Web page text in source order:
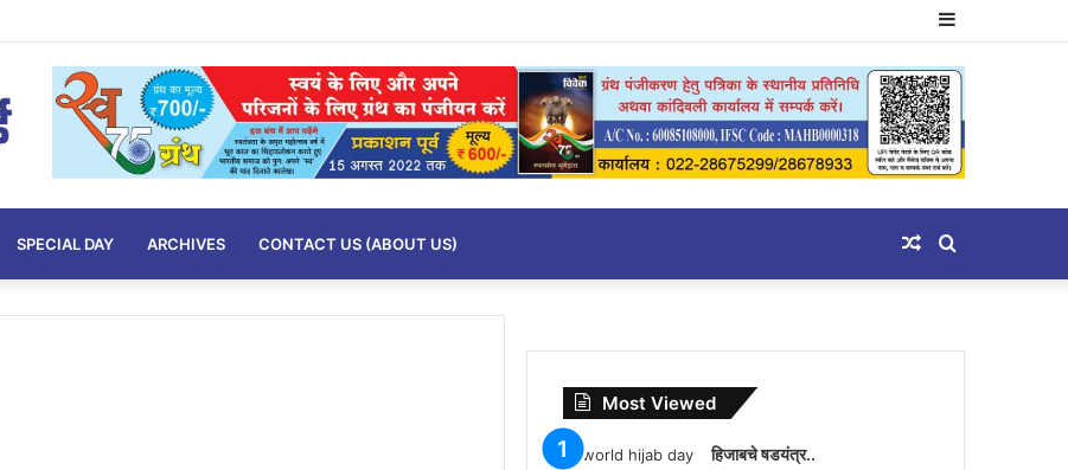
SPECIAL DAY ARCHIVES CONTACT US (ABOUT US) Search
Random
Most Viewed
हिजाबचे षडयंत्र..